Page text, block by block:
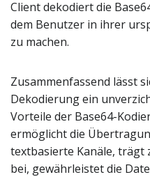
Client dekodiert die
dem Benutzer in ihrer
zu machen.
Zusammenfassend lässt
Dekodierung ein
Vorteile der Base64-
ermöglicht die
textbasierte Kanäle, trägt
bei, gewährleistet die